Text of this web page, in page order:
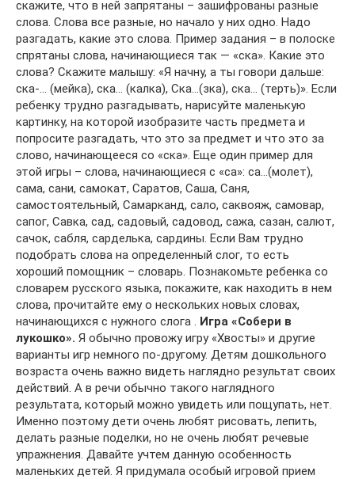
скажите, что в ней запрятаны – зашифрованы разные
слова. Слова все разные, но начало у них одно. Надо
разгадать, какие это слова. Пример задания – в полоске
спрятаны слова, начинающиеся так — «ска». Какие это
слова? Скажите малышу: «Я начну, а ты говори дальше:
ска-… (мейка), ска… (калка), Ска…(зка), ска… (терть)». Если
ребенку трудно разгадывать, нарисуйте маленькую
картинку, на которой изобразите часть предмета и
попросите разгадать, что это за предмет и что это за
слово, начинающееся со «ска». Еще один пример для
этой игры – слова, начинающиеся с «са»: са…(молет),
сама, сани, самокат, Саратов, Саша, Саня,
самостоятельный, Самарканд, сало, саквояж, самовар,
сапог, Савка, сад, садовый, садовод, сажа, сазан, салют,
сачок, сабля, сарделька, сардины. Если Вам трудно
подобрать слова на определенный слог, то есть
хороший помощник – словарь. Познакомьте ребенка со
словарем русского языка, покажите, как находить в нем
слова, прочитайте ему о нескольких новых словах,
начинающихся с нужного слога . Игра «Собери в
лукошко». Я обычно провожу игру «Хвосты» и другие
варианты игр немного по-другому. Детям дошкольного
возраста очень важно видеть наглядно результат своих
действий. А в речи обычно такого наглядного
результата, который можно увидеть или пощупать, нет.
Именно поэтому дети очень любят рисовать, лепить,
делать разные поделки, но не очень любят речевые
упражнения. Давайте учтем данную особенность
маленьких детей. Я придумала особый игровой прием